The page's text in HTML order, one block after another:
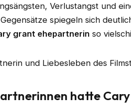
Verlustangst und
spiegeln sich
grant ehepartnerin so
hatte